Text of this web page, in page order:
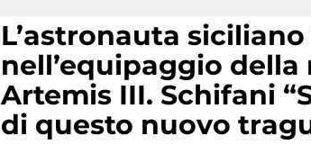
L’astronauta
nell’equipaggio della
Artemis III. Schifani
di questo nuovo